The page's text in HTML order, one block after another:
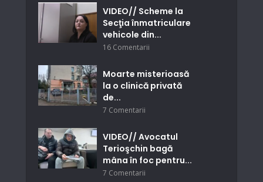
VIDEO// Scheme la
Secţia înmatriculare
vehicole din...
16 Comentarii
Moarte misterioasă
la o clinică privată
de...
7 Comentarii
VIDEO// Avocatul
Terioşchin bagă
mâna în foc pentru...
7 Comentarii